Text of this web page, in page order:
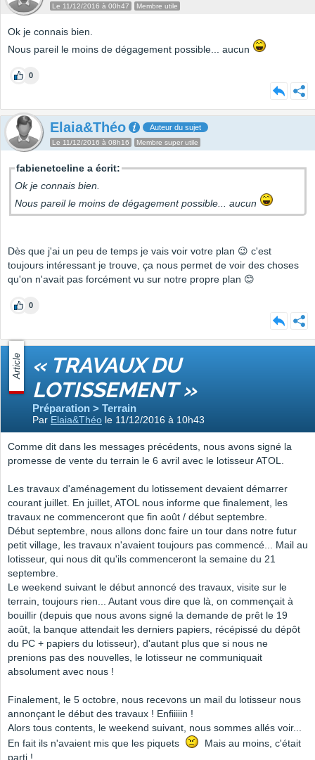
Le 11/12/2016 à 00h47 Membre utile
Ok je connais bien.
Nous pareil le moins de dégagement possible... aucun
0
Elaia&Théo Auteur du sujet
Le 11/12/2016 à 08h16 Membre super utile
fabienetceline a écrit:
Ok je connais bien.
Nous pareil le moins de dégagement possible... aucun
Dès que j'ai un peu de temps je vais voir votre plan 😉 c'est
toujours intéressant je trouve, ça nous permet de voir des choses
qu'on n'avait pas forcément vu sur notre propre plan 😊
0
Article « TRAVAUX DU
LOTISSEMENT »
Préparation > Terrain
Par Elaia&Théo le 11/12/2016 à 10h43
Comme dit dans les messages précédents, nous avons signé la
promesse de vente du terrain le 6 avril avec le lotisseur ATOL.
Les travaux d'aménagement du lotissement devaient démarrer
courant juillet. En juillet, ATOL nous informe que finalement, les
travaux ne commenceront que fin août / début septembre.
Début septembre, nous allons donc faire un tour dans notre futur
petit village, les travaux n'avaient toujours pas commencé... Mail au
lotisseur, qui nous dit qu'ils commenceront la semaine du 21
septembre.
Le weekend suivant le début annoncé des travaux, visite sur le
terrain, toujours rien... Autant vous dire que là, on commençait à
bouillir (depuis que nous avons signé la demande de prêt le 19
août, la banque attendait les derniers papiers, récépissé du dépôt
du PC + papiers du lotisseur), d'autant plus que si nous ne
prenions pas des nouvelles, le lotisseur ne communiquait
absolument avec nous !
Finalement, le 5 octobre, nous recevons un mail du lotisseur nous
annonçant le début des travaux ! Enfiiiiin !
Alors tous contents, le weekend suivant, nous sommes allés voir...
En fait ils n'avaient mis que les piquets
Mais au moins, c'était
parti !